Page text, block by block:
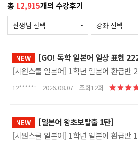
총 12,915개의 수강후기
NEW
[GO! 독학 일본어 일상 표현
[시원스쿨 일본어] 1학년 일본어 환급반
12****** 2026.08.07 조회12회
NEW
[일본어 왕초보탈출 1탄]
[시원스쿨 일본어] 1학년 일본어 환급반